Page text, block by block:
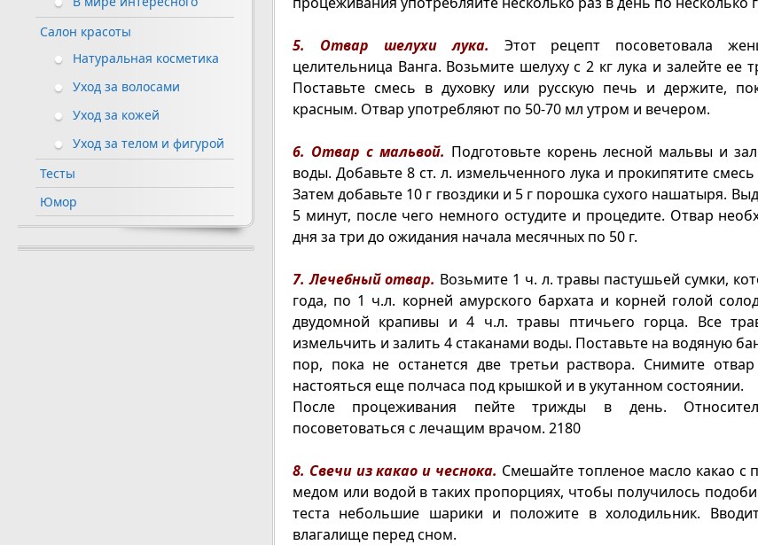
5. Отвар шелухи лука.
Этот рецепт посоветовала
целительница Ванга. Возьмите шелуху с 2 кг лука и залейте ее
Поставьте смесь в духовку или русскую печь и держите,
красным. Отвар употребляют по 50-70 мл утром и вечером.
6. Отвар с мальвой. Подготовьте корень лесной мальвы и
воды. Добавьте 8 ст. л. измельченного лука и прокипятите
Затем добавьте 10 г гвоздики и 5 г порошка сухого нашатыря.
5 минут, после чего немного остудите и процедите. Отвар
дня за три до ожидания начала месячных по 50 г.
7. Лечебный отвар. Возьмите 1 ч. л. травы пастушьей сумки,
года, по 1 ч.л. корней амурского бархата и корней голой
двудомной крапивы и 4 ч.л. травы птичьего горца. Все
измельчить и залить 4 стаканами воды. Поставьте на водяную
пор, пока не останется две третьи раствора. Снимите
настояться еще полчаса под крышкой и в укутанном состоянии.
После процеживания пейте трижды в день.
посоветоваться с лечащим врачом. 2180
8. Свечи из какао и чеснока. Смешайте топленое масло какао с
медом или водой в таких пропорциях, чтобы получилось
теста небольшие шарики и положите в холодильник.
влагалище перед сном.
Салон красоты
Натуральная косметика
Уход за волосами
Уход за кожей
Уход за телом и фигурой
Тесты
Юмор